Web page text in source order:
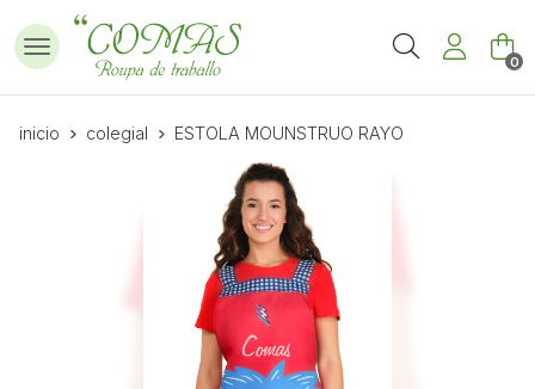
Buscar 0
inicio colegial ESTOLA MOUNSTRUO RAYO